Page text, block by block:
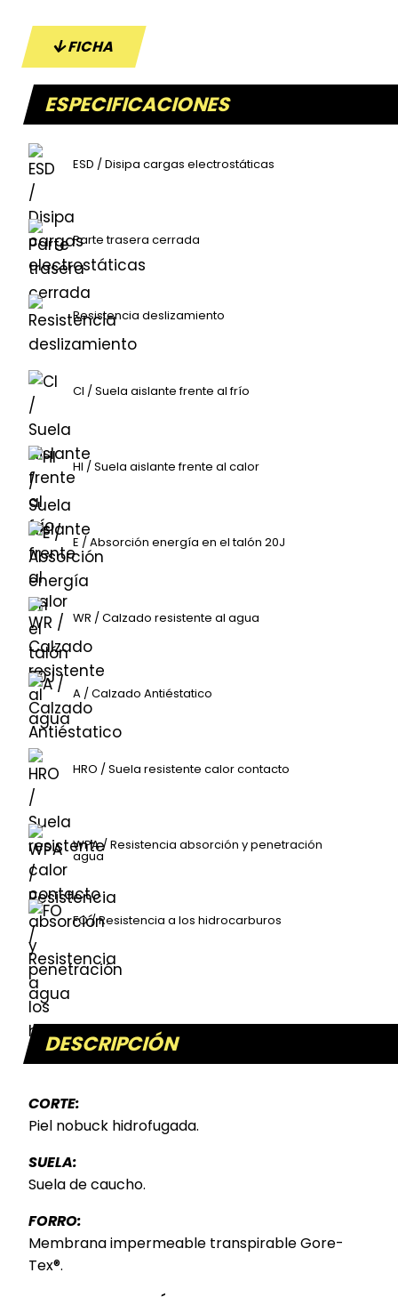
FICHA
ESPECIFICACIONES
ESD / Disipa cargas electrostáticas
Parte trasera cerrada
Resistencia deslizamiento
CI / Suela aislante frente al frío
HI / Suela aislante frente al calor
E / Absorción energía en el talón 20J
WR / Calzado resistente al agua
A / Calzado Antiéstatico
HRO / Suela resistente calor contacto
WPA / Resistencia absorción y penetración
agua
FO / Resistencia a los hidrocarburos
DESCRIPCIÓN
CORTE:
Piel nobuck hidrofugada.
SUELA:
Suela de caucho.
FORRO:
Membrana impermeable transpirable Gore-
Tex®.